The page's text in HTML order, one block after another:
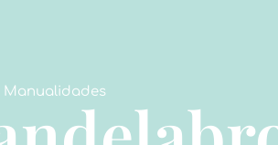
Manualidades